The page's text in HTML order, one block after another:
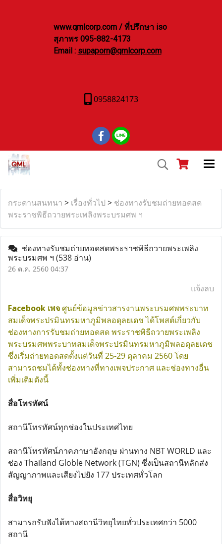
www.qmlcorp.com / ที่ปรึกษา iso
สุภาพร 095-882-4173
Email : supaporn@qmlcorp.com
0958824173
กระดานสนทนา > เรื่องทั่วไป > ช่องทางรับชมถ่ายทอดสด
พระราชพิธีถวายพระเพลิงพระบรมศพ ฯ
ช่องทางรับชมถ่ายทอดสดพระราชพิธีถวายพระเพลิง
พระบรมศพ ฯ (538 อ่าน)
26 ต.ค. 2560 04:37
แจ้งลบ
Facebook เพจศูนย์ข้อมูลข่าวสารงานพระบรมศพพระบาท
สมเด็จพระปรมินทรมหาภูมิพลอดุลยเดช ได้โพสต์เกี่ยวกับ
ช่องทางการรับชมถ่ายทอดสด พระราชพิธีถวายพระเพลิง
พระบรมศพพระบาทสมเด็จพระปรมินทรมหาภูมิพลอดุลยเดช
ซึ่งเริ่มถ่ายทอดสดตั้งแต่วันที่ 25-29 ตุลาคม 2560 โดย
สามารถชมได้ทั้งช่องทางที่ทางเพจประกาศ และช่องทางอื่น
เพิ่มเติมดังนี้
สื่อโทรทัศน์
สถานีโทรทัศน์ทุกช่องในประเทศไทย
สถานีโทรทัศน์ภาคภาษาอังกฤษ ผ่านทาง NBT WORLD และ
ช่อง Thailand Globle Network (TGN) ซึ่งเป็นสถานีหลักส่ง
สัญญาภาพและเสียงไปยัง 177 ประเทศทั่วโลก
สื่อวิทยุ
สามารถรับฟังได้ทางสถานีวิทยุไทยทั่วประเทศกว่า 5000
สถานี